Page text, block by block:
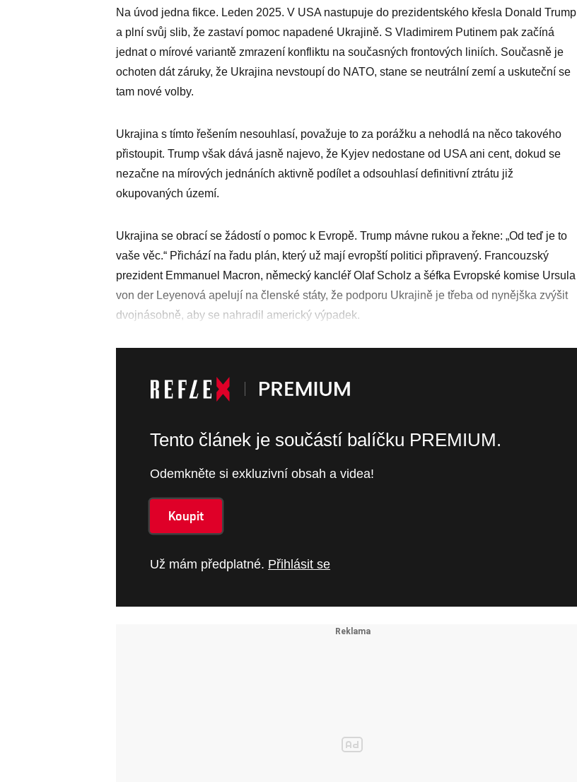
Na úvod jedna fikce. Leden 2025. V USA nastupuje do prezidentského křesla Donald Trump
a plní svůj slib, že zastaví pomoc napadené Ukrajině. S Vladimirem Putinem pak začíná
jednat o mírové variantě zmrazení konfliktu na současných frontových liniích. Současně je
ochoten dát záruky, že Ukrajina nevstoupí do NATO, stane se neutrální zemí a uskuteční se
tam nové volby.
Ukrajina s tímto řešením nesouhlasí, považuje to za porážku a nehodlá na něco takového
přistoupit. Trump však dává jasně najevo, že Kyjev nedostane od USA ani cent, dokud se
nezačne na mírových jednáních aktivně podílet a odsouhlasí definitivní ztrátu již
okupovaných území.
Ukrajina se obrací se žádostí o pomoc k Evropě. Trump mávne rukou a řekne: „Od teď je to
vaše věc.“ Přichází na řadu plán, který už mají evropští politici připravený. Francouzský
prezident Emmanuel Macron, německý kancléř Olaf Scholz a šéfka Evropské komise Ursula
von der Leyenová apelují na členské státy, že podporu Ukrajině je třeba od nynějška zvýšit
dvojnásobně, aby se nahradil americký výpadek.
Tento článek je součástí balíčku PREMIUM.
Odemkněte si exkluzivní obsah a videa!
Koupit
Už mám předplatné. Přihlásit se